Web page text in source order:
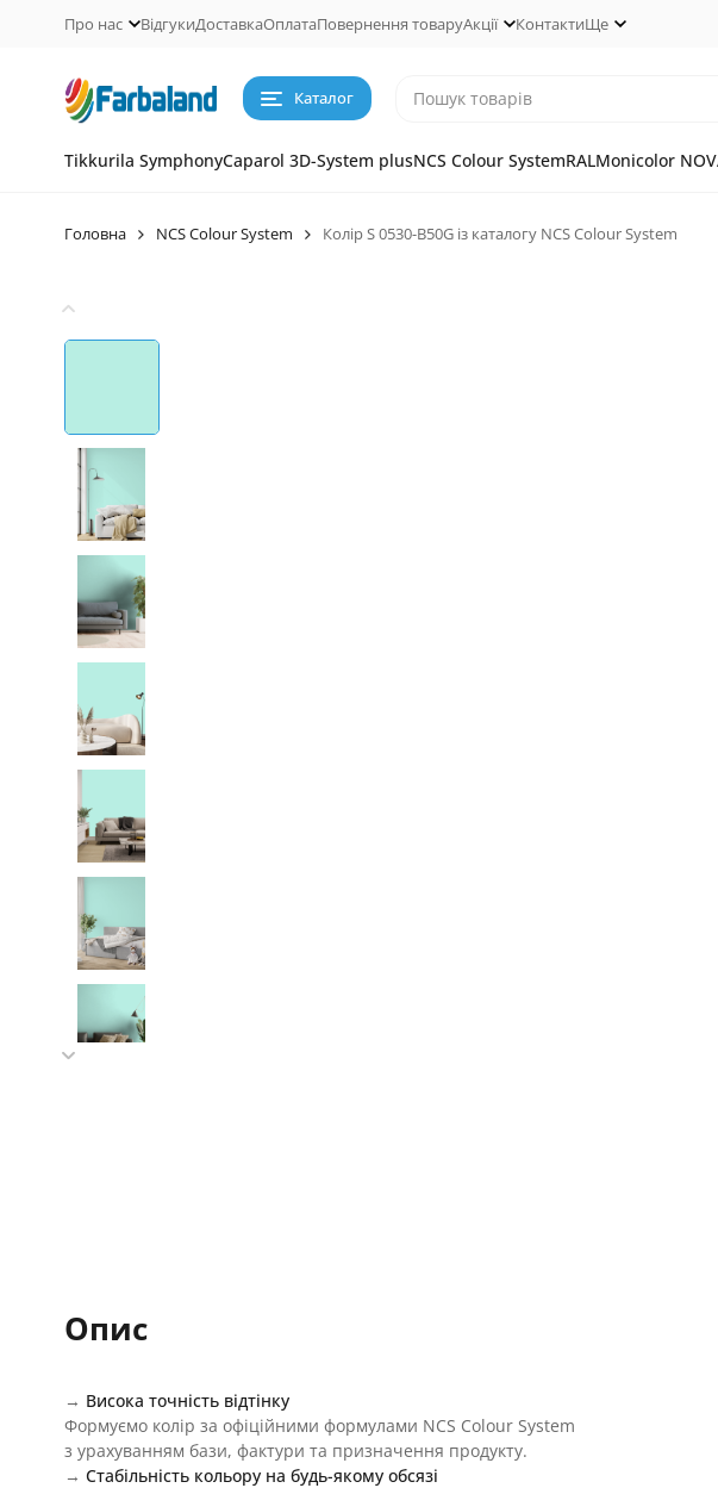
Про нас ВідгукиДоставкаОплатаПовернення товаруАкції КонтактиЩе
Каталог
Tikkurila SymphonyCaparol 3D-System plusNCS Colour SystemRALMonicolor
Головна NCS Colour System Колір S 0530-B50G із каталогу NCS Colour System
Опис
→ Висока точність відтінку
Формуємо колір за офіційними формулами NCS Colour System
з урахуванням бази, фактури та призначення продукту.
→ Стабільність кольору на будь-якому обсязі